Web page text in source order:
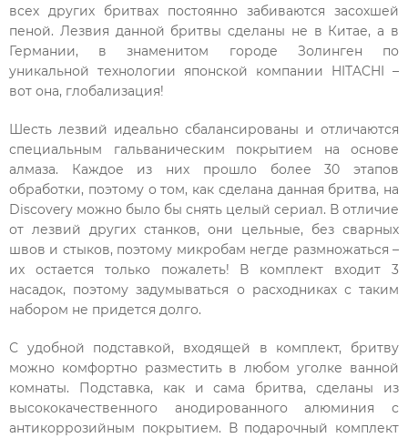
всех других бритвах постоянно забиваются засохшей
пеной. Лезвия данной бритвы сделаны не в Китае, а в
Германии, в знаменитом городе Золинген по
уникальной технологии японской компании HITACHI –
вот она, глобализация!
Шесть лезвий идеально сбалансированы и отличаются
специальным гальваническим покрытием на основе
алмаза. Каждое из них прошло более 30 этапов
обработки, поэтому о том, как сделана данная бритва, на
Discovery можно было бы снять целый сериал. В отличие
от лезвий других станков, они цельные, без сварных
швов и стыков, поэтому микробам негде размножаться –
их остается только пожалеть! В комплект входит 3
насадок, поэтому задумываться о расходниках с таким
набором не придется долго.
С удобной подставкой, входящей в комплект, бритву
можно комфортно разместить в любом уголке ванной
комнаты. Подставка, как и сама бритва, сделаны из
высококачественного анодированного алюминия с
антикоррозийным покрытием. В подарочный комплект